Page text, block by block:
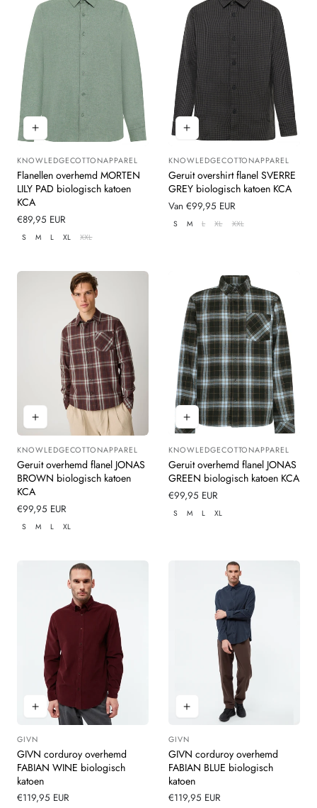
Leverancier:
KNOWLEDGECOTTONAPPAREL
Flanellen overhemd MORTEN
LILY PAD biologisch katoen
KCA
Normale
prijs
€89,95 EUR
S M L XL XXL
Leverancier:
KNOWLEDGECOTTONAPPAREL
Geruit overshirt flanel SVERRE
GREY biologisch katoen KCA
Normale
prijs
Van €99,95 EUR
S M L XL XXL
Leverancier:
KNOWLEDGECOTTONAPPAREL
Geruit overhemd flanel JONAS
BROWN biologisch katoen
KCA
Normale
prijs
€99,95 EUR
S M L XL
Leverancier:
KNOWLEDGECOTTONAPPAREL
Geruit overhemd flanel JONAS
GREEN biologisch katoen KCA
Normale
prijs
€99,95 EUR
S M L XL
Leverancier:
GIVN
GIVN corduroy overhemd
FABIAN WINE biologisch
katoen
Normale
€119,95 EUR
Leverancier:
GIVN
GIVN corduroy overhemd
FABIAN BLUE biologisch
katoen
Normale
€119,95 EUR